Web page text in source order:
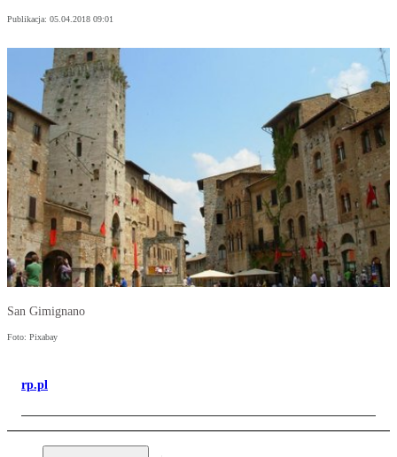
Publikacja: 05.04.2018 09:01
San Gimignano
Foto: Pixabay
rp.pl